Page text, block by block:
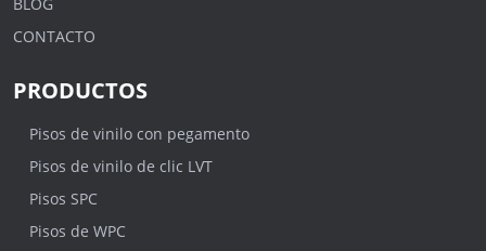
CONTACTO
PRODUCTOS
Pisos de vinilo con pegamento
Pisos de vinilo de clic LVT
Pisos SPC
Pisos de WPC